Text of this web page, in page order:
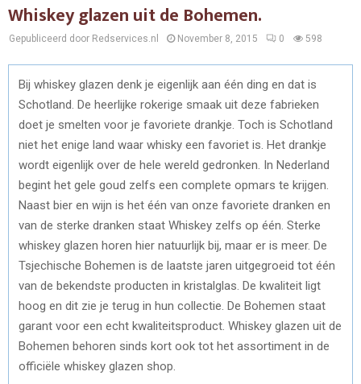
Whiskey glazen uit de Bohemen.
Gepubliceerd door Redservices.nl November 8, 2015 0 598
Bij whiskey glazen denk je eigenlijk aan één ding en dat is
Schotland. De heerlijke rokerige smaak uit deze fabrieken
doet je smelten voor je favoriete drankje. Toch is Schotland
niet het enige land waar whisky een favoriet is. Het drankje
wordt eigenlijk over de hele wereld gedronken. In Nederland
begint het gele goud zelfs een complete opmars te krijgen.
Naast bier en wijn is het één van onze favoriete dranken en
van de sterke dranken staat Whiskey zelfs op één. Sterke
whiskey glazen horen hier natuurlijk bij, maar er is meer. De
Tsjechische Bohemen is de laatste jaren uitgegroeid tot één
van de bekendste producten in kristalglas. De kwaliteit ligt
hoog en dit zie je terug in hun collectie. De Bohemen staat
garant voor een echt kwaliteitsproduct. Whiskey glazen uit de
Bohemen behoren sinds kort ook tot het assortiment in de
officiële whiskey glazen shop.